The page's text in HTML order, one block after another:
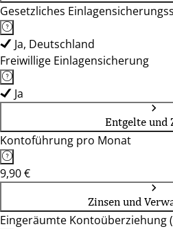
Gesetzliches
Ja, Deutschland
Freiwillige Einlagensicherung
Ja
Entgelte und
Kontoführung pro Monat
9,90 €
Zinsen und
Eingeräumte Kontoüberziehung